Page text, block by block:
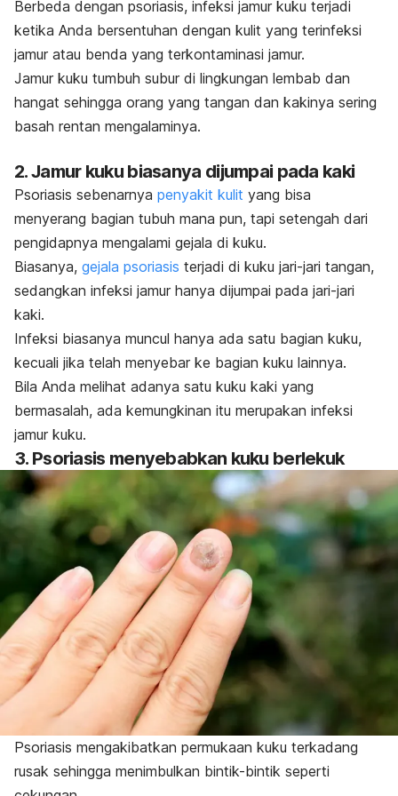
Berbeda dengan psoriasis, infeksi jamur kuku terjadi
ketika Anda bersentuhan dengan kulit yang terinfeksi
jamur atau benda yang terkontaminasi jamur.
Jamur kuku tumbuh subur di lingkungan lembab dan
hangat sehingga orang yang tangan dan kakinya sering
basah rentan mengalaminya.
2. Jamur kuku biasanya dijumpai pada kaki
Psoriasis sebenarnya penyakit kulit yang bisa
menyerang bagian tubuh mana pun, tapi setengah dari
pengidapnya mengalami gejala di kuku.
Biasanya, gejala psoriasis terjadi di kuku jari-jari tangan,
sedangkan infeksi jamur hanya dijumpai pada jari-jari
kaki.
Infeksi biasanya muncul hanya ada satu bagian kuku,
kecuali jika telah menyebar ke bagian kuku lainnya.
Bila Anda melihat adanya satu kuku kaki yang
bermasalah, ada kemungkinan itu merupakan infeksi
jamur kuku.
3. Psoriasis menyebabkan kuku berlekuk
Psoriasis mengakibatkan permukaan kuku terkadang
rusak sehingga menimbulkan bintik-bintik seperti